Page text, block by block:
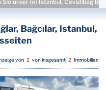
Sie unser (e) Istanbul, Cevizlibag
Bağcılar, Istanbul,
von 2 von insgesamt 2 Immobilien